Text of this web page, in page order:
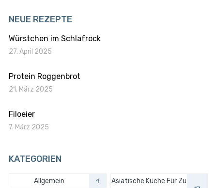
NEUE REZEPTE
Würstchen im Schlafrock
27. April 2025
Protein Roggenbrot
21. März 2025
Filoeier
7. März 2025
KATEGORIEN
Allgemein 1
Asiatische Küche Für Zu